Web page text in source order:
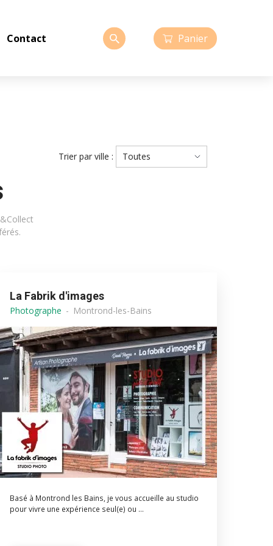
Contact Panier
Trier par ville : Toutes
La Fabrik d'images
Photographe Montrond-les-Bains
Basé à Montrond les Bains, je vous accueille au studio
pour vivre une expérience seul(e) ou ...